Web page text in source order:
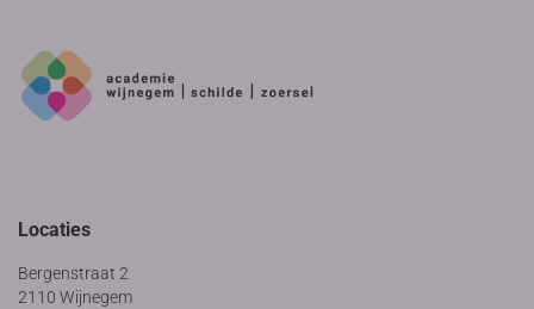
Locaties
Bergenstraat 2
2110 Wijnegem